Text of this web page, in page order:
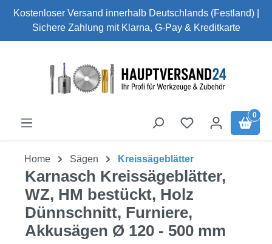
Zum Hauptinhalt springen
Kostenloser Versand innerhalb Deutschlands (Festland) |
Sichere Zahlung mit Klarna, G-Pay & Kreditkarte
0
Home Sägen Kreissägeblätter
Karnasch Kreissägeblätter,
WZ, HM bestückt, Holz
Dünnschnitt, Furniere,
Akkusägen Ø 120 - 500 mm